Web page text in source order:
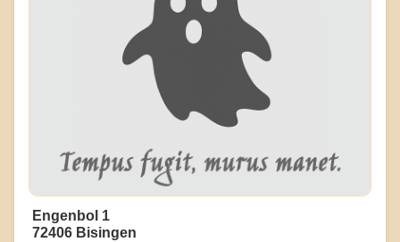
Engenbol 1
72406 Bisingen